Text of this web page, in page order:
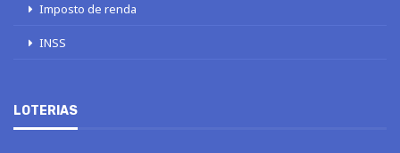
Imposto de renda
INSS
LOTERIAS